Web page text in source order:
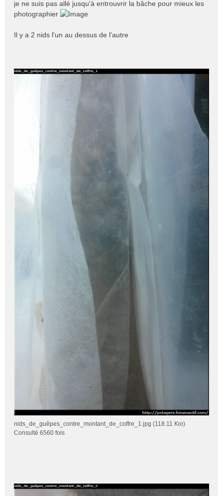
je ne suis pas allé jusqu'à entrouvrir la bâche pour mieux les
photographier
Il y a 2 nids l'un au dessus de l'autre
nids_de_guêpes_contre_montant_de_coffre_1.jpg (118.11 Kio)
Consulté 6560 fois